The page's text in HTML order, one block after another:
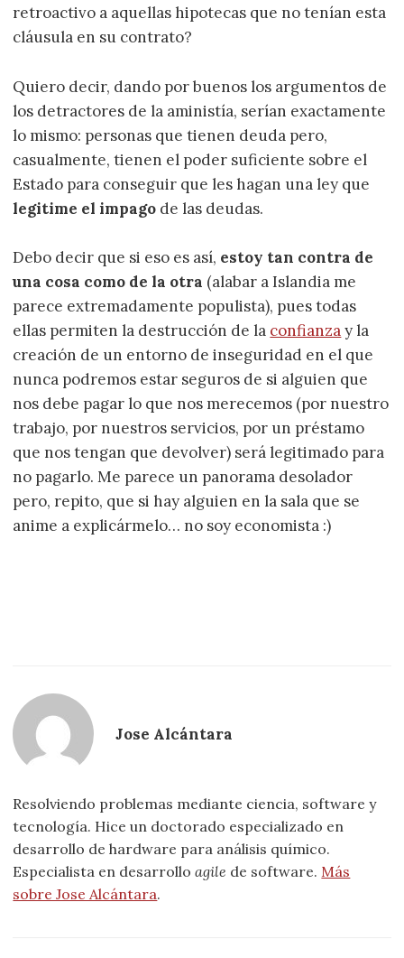
retroactivo a aquellas hipotecas que no tenían esta
cláusula en su contrato?
Quiero decir, dando por buenos los argumentos de
los detractores de la aministía, serían exactamente
lo mismo: personas que tienen deuda pero,
casualmente, tienen el poder suficiente sobre el
Estado para conseguir que les hagan una ley que
legitime el impago de las deudas.
Debo decir que si eso es así, estoy tan contra de
una cosa como de la otra (alabar a Islandia me
parece extremadamente populista), pues todas
ellas permiten la destrucción de la confianzay la
creación de un entorno de inseguridad en el que
nunca podremos estar seguros de si alguien que
nos debe pagar lo que nos merecemos (por nuestro
trabajo, por nuestros servicios, por un préstamo
que nos tengan que devolver) será legitimado para
no pagarlo. Me parece un panorama desolador
pero, repito, que si hay alguien en la sala que se
anime a explicármelo… no soy economista :)
Jose Alcántara
Resolviendo problemas mediante ciencia, software y
tecnología. Hice un doctorado especializado en
desarrollo de hardware para análisis químico.
Especialista en desarrolloagile de software. Más
sobre Jose Alcántara.